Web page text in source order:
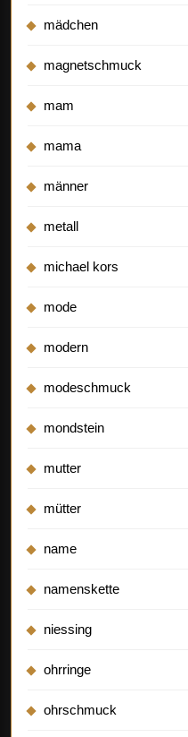
mädchen
magnetschmuck
mam
mama
männer
metall
michael kors
mode
modern
modeschmuck
mondstein
mutter
mütter
name
namenskette
niessing
ohrringe
ohrschmuck